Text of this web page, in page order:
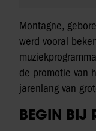
Montagne,
werd vooral
muziekprogramma
de promotie van
jarenlang van
BEGIN BIJ